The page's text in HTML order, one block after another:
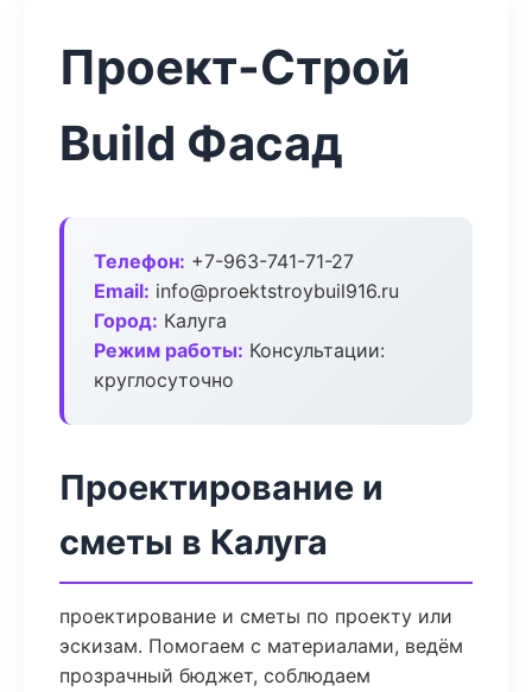
Проект-Строй
Build Фасад
Телефон: +7-963-741-71-27
Email: info@proektstroybuil916.ru
Город: Калуга
Режим работы: Консультации:
круглосуточно
Проектирование и
сметы в Калуга
проектирование и сметы по проекту или
эскизам. Помогаем с материалами, ведём
прозрачный бюджет, соблюдаем